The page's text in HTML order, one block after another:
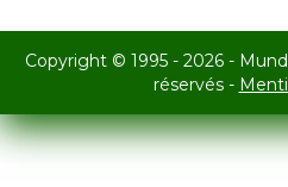
Copyright © 1995 - 2026 -
réservés -